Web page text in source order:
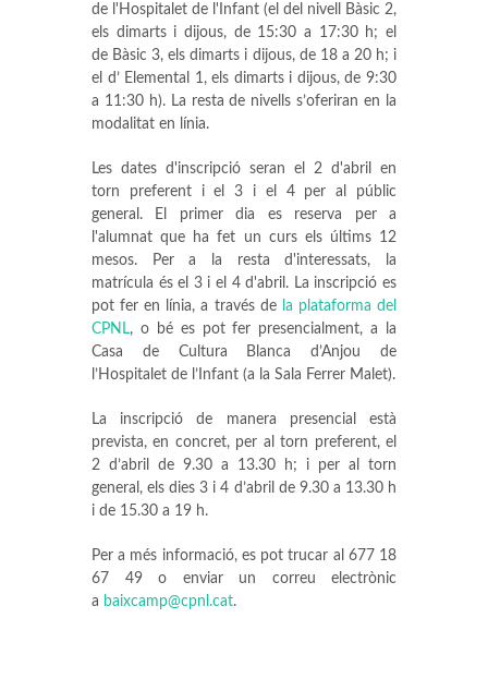
de l'Hospitalet de l'Infant (el del nivell Bàsic 2,
els dimarts i dijous, de 15:30 a 17:30 h; el
de Bàsic 3, els dimarts i dijous, de 18 a 20 h; i
el d’ Elemental 1, els dimarts i dijous, de 9:30
a 11:30 h). La resta de nivells s’oferiran en la
modalitat en línia.
Les dates d'inscripció seran el 2 d'abril en
torn preferent i el 3 i el 4 per al públic
general. El primer dia es reserva per a
l'alumnat que ha fet un curs els últims 12
mesos. Per a la resta d'interessats, la
matrícula és el 3 i el 4 d'abril. La inscripció es
pot fer en línia, a través de la plataforma del
CPNL, o bé es pot fer presencialment, a la
Casa de Cultura Blanca d’Anjou de
l’Hospitalet de l’Infant (a la Sala Ferrer Malet).
La inscripció de manera presencial està
prevista, en concret, per al torn preferent, el
2 d’abril de 9.30 a 13.30 h; i per al torn
general, els dies 3 i 4 d’abril de 9.30 a 13.30 h
i de 15.30 a 19 h.
Per a més informació, es pot trucar al 677 18
67 49 o enviar un correu electrònic
a baixcamp@cpnl.cat.